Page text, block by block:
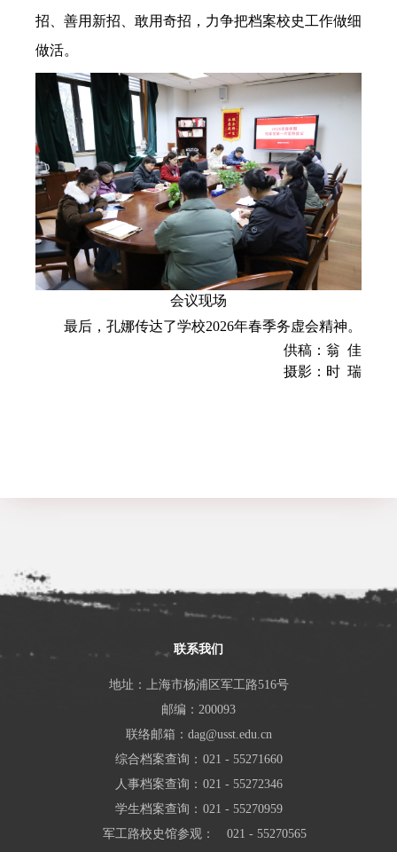
招、善用新招、敢用奇招，力争把档案校史工作做细
做活。
会议现场
最后，孔娜传达了学校2026年春季务虚会精神。
供稿：翁 佳
摄影：时 瑞
联系我们
地址：上海市杨浦区军工路516号
邮编：200093
联络邮箱：dag@usst.edu.cn
综合档案查询： 021 - 55271660
人事档案查询： 021 - 55272346
学生档案查询： 021 - 55270959
军工路校史馆参观：
021 - 55270565